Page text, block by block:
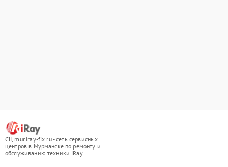
СЦ mur.iray-fix.ru - сеть сервисных
центров в Мурманске по ремонту и
обслуживанию техники iRay